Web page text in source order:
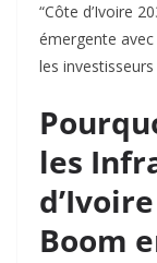
“Côte d’Ivoire
émergente
les
les
Boom